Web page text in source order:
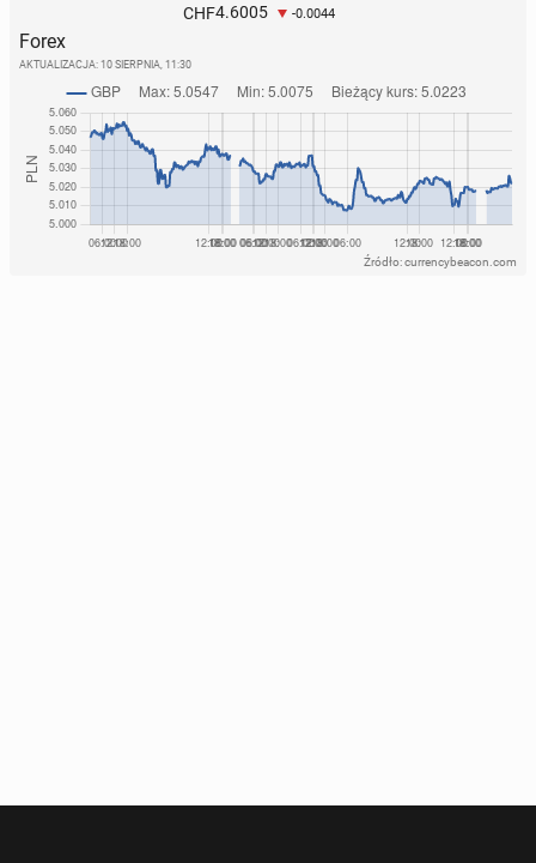
CHF4.6005 -0.0044
Forex
AKTUALIZACJA: 10 SIERPNIA, 11:30
Źródło: currencybeacon.com